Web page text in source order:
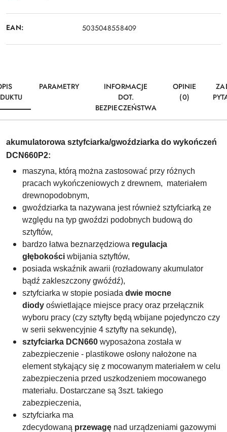
EAN: 5035048558409
PARAMETRY
INFORMACJE
DOT.
BEZPIECZEŃSTWA
OPINIE
(0)
akumulatorowa sztyfciarka/gwoździarka do wykończeń
DCN660P2:
maszyna, którą można zastosować przy różnych
pracach wykończeniowych z drewnem, materiałem
drewnopodobnym,
gwoździarka ta nazywana jest również sztyfciarką ze
względu na typ gwoździ podobnych budową do
sztyftów,
bardzo łatwa beznarzędziowa regulacja
głębokości wbijania sztyftów,
posiada wskaźnik awarii (rozładowany akumulator
bądź zakleszczony gwóźdź),
sztyfciarka w stopie posiada dwie mocne
diody oświetlające miejsce pracy oraz przełącznik
wyboru pracy (czy sztyfty będą wbijane pojedynczo czy
w serii sekwencyjnie 4 sztyfty na sekundę),
sztyfciarka DCN660 wyposażona została w
zabezpieczenie - plastikowe osłony nałożone na
element stykający się z mocowanym materiałem w celu
zabezpieczenia przed uszkodzeniem mocowanego
materiału. Dostarczane są 3szt. takiego
zabezpieczenia,
sztyfciarka ma
zdecydowaną przewagę nad urządzeniami gazowymi